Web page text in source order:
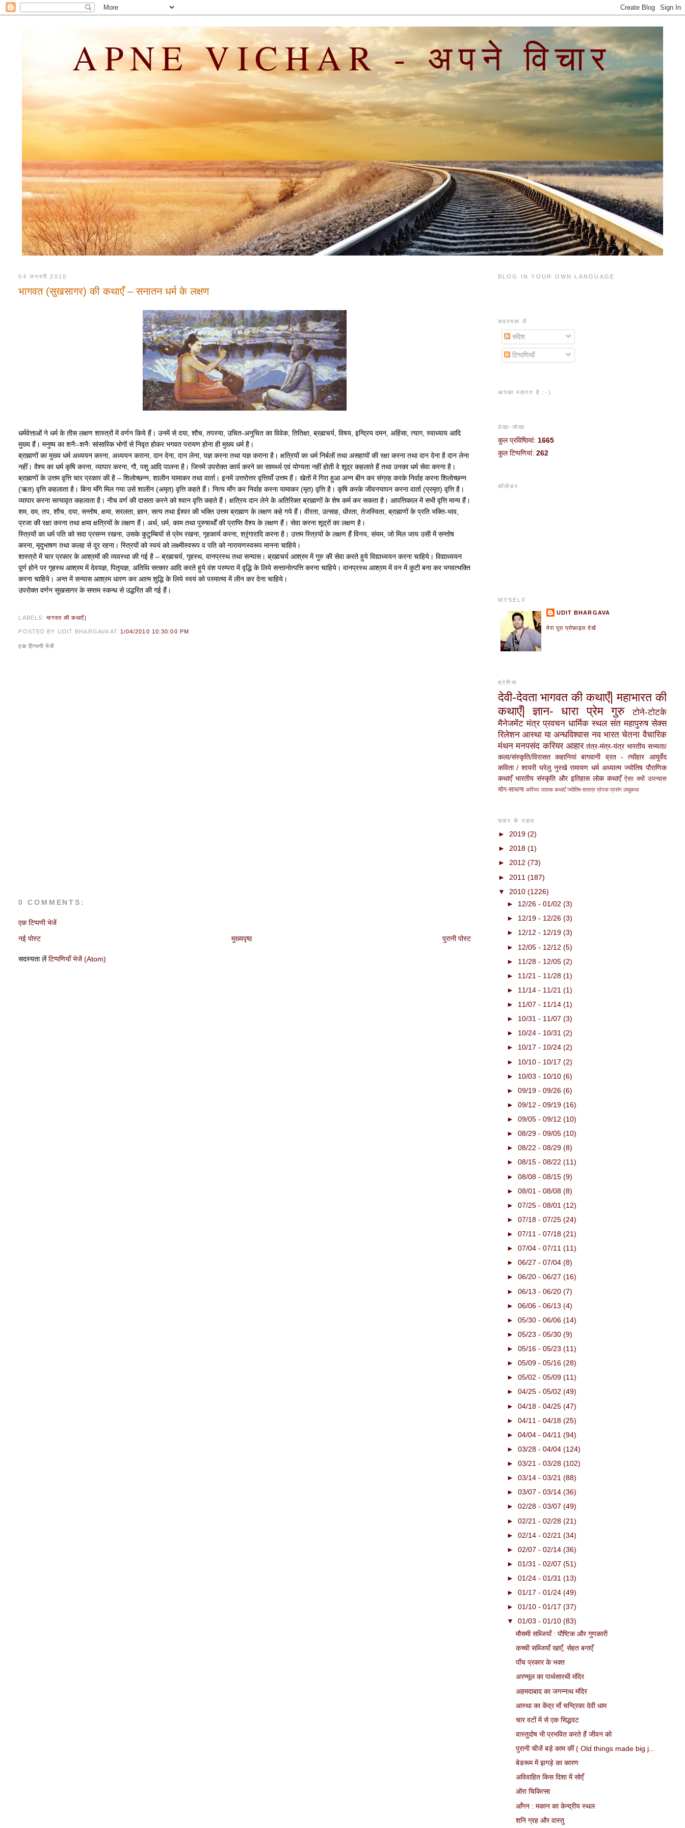
APNE VICHAR - अपने विचार
04 जनवरी 2010
भागवत (सुखसागर) की कथाएँ – सनातन धर्म के लक्षण
धर्मवेत्ताओं ने धर्म के तीस लक्षण शास्त्रों में वर्णन किये हैं। उनमें से दया, शौच, तपस्या, उचित-अनुचित का विवेक, तितिक्षा, ब्रह्मचर्य, विषय, इन्द्रिय दमन, अहिंसा, त्याग, स्वाध्याय आदि
मुख्य हैं। मनुष्य का शनैः-शनैः सांसारिक भोगों से निवृत होकर भगवत परायण होना ही मुख्य धर्म है।
ब्राह्मणों का मुख्य धर्म अध्ययन करना, अध्ययन कराना, दान देना, दान लेना, यज्ञ करना तथा यज्ञ कराना है। क्षत्रियों का धर्म निर्बलों तथा असहायों की रक्षा करना तथा दान देना है दान लेना
नहीं। वैश्य का धर्म कृषि करना, व्यापार करना, गौ, पशु आदि पालना है। जिनमें उपरोक्त कार्य करने का सामर्थ्य एवं योग्यता नहीं होती वे शूद्र कहलाते हैं तथा उनका धर्म सेवा करना है।
ब्राह्मणों के उत्तम वृत्ति चार प्रकार की है – शिलोच्छन्न, शालीन यामाकर तथा वार्ता। इनमें उत्तरोत्तर वृत्तियाँ उत्तम हैं। खेतों में गिरा हुआ अन्न बीन कर संग्रह करके निर्वाह करना शिलोच्छन्न
(ऋत) वृत्ति कहलाता है। बिना माँगे मिल गया उसे शालीन (अमृत) वृत्ति कहते हैं। नित्य माँग कर निर्वाह करना यामाकर (मृत) वृत्ति है। कृषि करके जीवनयापन करना वार्ता (प्रमृत) वृत्ति है।
व्यापार करना सत्यावृत कहलाता है। नीच वर्ण की दासता करने को श्वान वृत्ति कहते हैं। क्षत्रिय दान लेने के अतिरिक्त ब्राह्मणों के शेष कर्म कर सकता है। आपत्तिकाल में सभी वृत्ति मान्य हैं।
शम, दम, तप, शौच, दया, सन्तोष, क्षमा, सरलता, ज्ञान, सत्य तथा ईश्वर की भक्ति उत्तम ब्राह्मण के लक्षण कहे गये हैं। वीरता, उत्साह, धीरता, तेजस्विता, ब्राह्मणों के प्रति भक्ति-भाव,
प्रजा की रक्षा करना तथा क्षमा क्षत्रियों के लक्षण हैं। अर्थ, धर्म, काम तथा पुरुषार्थों की प्राप्ति वैश्य के लक्षण हैं। सेवा करना शूद्रों का लक्षण है।
स्त्रियों का धर्म पति को सदा प्रसन्न रखना, उसके कुटुम्बियों से प्रेम रखना, गृहकार्य करना, श्रृंगारादि करना है। उत्तम स्त्रियों के लक्षण हैं विनय, संयम, जो मिल जाय उसी में सन्तोष
करना, मृदुभाषण तथा कलह से दूर रहना। स्त्रियों को स्वयं को लक्ष्मीस्वरूप व पति को नारायणस्वरूप मानना चाहिये।
शास्त्रो में चार प्रकार के आश्रमों की व्यवस्था की गई है – ब्रह्मचर्य, गृहस्थ, वानप्रस्थ तथा सन्यास। ब्रह्मचर्य आश्रम में गुरु की सेवा करते हुये विद्याध्ययन करना चाहिये। विद्याध्ययन
पूर्ण होने पर गृहस्थ आश्रम में देवयज्ञ, पितृयज्ञ, अतिथि सत्कार आदि करते हुये वंश परम्परा में वृद्धि के लिये सन्तानोत्पत्ति करना चाहिये। वानप्रस्थ आश्रम में वन में कुटी बना कर भगवत्भक्ति
करना चाहिये। अन्त में सन्यास आश्रम धारण कर आत्म शुद्धि के लिये स्वयं को परमात्मा में लीन कर देना चाहिये।
उपरोक्त वर्णन सुखसागर के सप्तम स्कन्ध से उद्धरित की गई हैं।
LABELS:भागवत की कथाएँ|
POSTED BY UDIT BHARGAVAAT 1/04/2010 10:30:00 PM
एक टिप्पणी भेजें
0 COMMENTS:
एक टिप्पणी भेजें
नई पोस्ट
पुरानी पोस्ट
मुख्यपृष्ठ
सदस्यता लेंटिप्पणियाँ भेजें (Atom)
BLOG IN YOUR OWN LANGUAGE
सदस्यता लें
संदेश
टिप्पणियाँ
आपका स्वागत है :-)
लेखा-जोखा
कुल प्रविष्ठियां: 1665
कुल टिप्पणियां: 262
फ़ॉलोअर
MYSELF
UDIT BHARGAVA
मेरा पूरा प्रोफ़ाइल देखें
श्रेणियां
देवी-देवता भागवत की कथाएँ| महाभारत की
कथाएँ|
ज्ञान- धारा प्रेम गुरु
टोने-टोटके
मैनेजमेंट मंत्र प्रवचन धार्मिक स्थल संत महापुरुष सेक्स
रिलेशन आस्था या अन्धविश्वास नव भारत चेतना वैचारिक
मंथन मनपसंद करियर आहार तंत्र-मंत्र-यंत्र भारतीय सभ्यता/
कला/संस्कृति/विरासत कहानियां बागवानी व्रत - त्योंहार
आयुर्वेद
कविता / शायरी घरेलु नुस्खे रामायण धर्म अध्यात्म ज्योतिष पौराणिक
कथाएँ भारतीय संस्कृति और इतिहास लोक कथाएँ ऐसा क्यों उपन्यास
योग-साधना करियर जातक कथाएँ ज्योतिष-शास्त्र प्रेरक प्रसंग लघुकथा
सफ़र के पडाव
► 2019 (2)
► 2018 (1)
► 2012 (73)
► 2011 (187)
▼ 2010 (1226)
► 12/26 - 01/02 (3)
► 12/19 - 12/26 (3)
► 12/12 - 12/19 (3)
► 12/05 - 12/12 (5)
► 11/28 - 12/05 (2)
► 11/21 - 11/28 (1)
► 11/14 - 11/21 (1)
► 11/07 - 11/14 (1)
► 10/31 - 11/07 (3)
► 10/24 - 10/31 (2)
► 10/17 - 10/24 (2)
► 10/10 - 10/17 (2)
► 10/03 - 10/10 (6)
► 09/19 - 09/26 (6)
► 09/12 - 09/19 (16)
► 09/05 - 09/12 (10)
► 08/29 - 09/05 (10)
► 08/22 - 08/29 (8)
► 08/15 - 08/22 (11)
► 08/08 - 08/15 (9)
► 08/01 - 08/08 (8)
► 07/25 - 08/01 (12)
► 07/18 - 07/25 (24)
► 07/11 - 07/18 (21)
► 07/04 - 07/11 (11)
► 06/27 - 07/04 (8)
► 06/20 - 06/27 (16)
► 06/13 - 06/20 (7)
► 06/06 - 06/13 (4)
► 05/30 - 06/06 (14)
► 05/23 - 05/30 (9)
► 05/16 - 05/23 (11)
► 05/09 - 05/16 (28)
► 05/02 - 05/09 (11)
► 04/25 - 05/02 (49)
► 04/18 - 04/25 (47)
► 04/11 - 04/18 (25)
► 04/04 - 04/11 (94)
► 03/28 - 04/04 (124)
► 03/21 - 03/28 (102)
► 03/14 - 03/21 (88)
► 03/07 - 03/14 (36)
► 02/28 - 03/07 (49)
► 02/21 - 02/28 (21)
► 02/14 - 02/21 (34)
► 02/07 - 02/14 (36)
► 01/31 - 02/07 (51)
► 01/24 - 01/31 (13)
► 01/17 - 01/24 (49)
► 01/10 - 01/17 (37)
▼ 01/03 - 01/10 (83)
मौसमी सब्जियाँ : पौष्टिक और गुणकारी
कच्ची सब्जियाँ खाएँ, सेहत बनाएँ
पाँच प्रकार के भक्त
अरण्‍मूल का पार्थसारथी मंदि‍र
अहमदाबाद का जगन्नाथ मंदिर
आस्था का केंद्र माँ चन्द्रिका देवी धाम
चार वटों में से एक सिद्धवट
वास्तुदोष भी प्रभवित करते हैं जीवन को
पुरानी चीजें बड़े काम कीं ( Old things made big j...
बेडरूम में झगड़े का कारण
अविवाहित किस दिशा में सोएँ
ऑरा चिकित्सा
आँगन : मकान का केन्द्रीय स्थल
शनि ग्रह और वास्तु